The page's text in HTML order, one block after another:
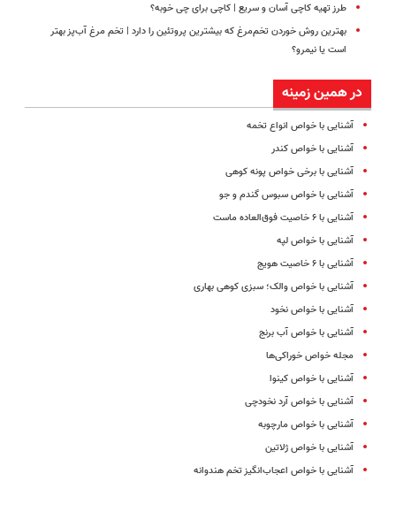
طرز تهیه کاچی آسان و سریع | کاچی برای چی خوبه؟
بهترین روش خوردن تخم‌مرغ که بیشترین پروتئین را دارد | تخم مرغ آب‌پز بهتر
است یا نیمرو؟
در همین زمینه
آشنایی با خواص انواع تخمه
آشنایی با خواص کندر
آشنایی با برخی خواص پونه کوهی
آشنایی با خواص سبوس گندم و جو
آشنایی با ۶ خاصیت فوق‌العاده ماست
آشنایی با خواص لپه
آشنایی با ۶ خاصیت هویج
آشنایی با خواص والک؛ سبزی کوهی بهاری
آشنایی با خواص نخود
آشنایی با خواص آب برنج
مجله خواص خوراکی‌ها
آشنایی با خواص کینوا
آشنایی با خواص آرد نخودچی
آشنایی با خواص مارچوبه
آشنایی با خواص ژلاتین
آشنایی با خواص اعجاب‌انگیز تخم هندوانه